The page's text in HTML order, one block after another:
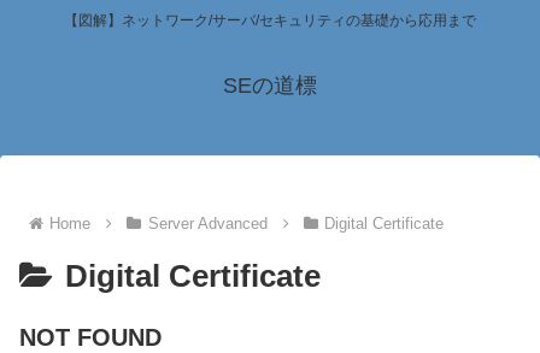
【図解】ネットワーク/サーバ/セキュリティの基礎から応用まで
SEの道標
Home Server Advanced Digital Certificate
Digital Certificate
NOT FOUND